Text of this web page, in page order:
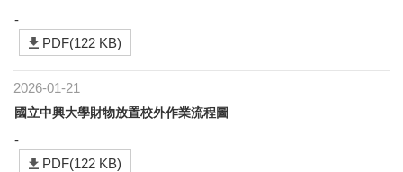
-
PDF(122 KB)
2026-01-21
國立中興大學財物放置校外作業流程圖
-
PDF(122 KB)